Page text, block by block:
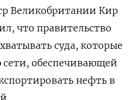
Великобритании Кир
что ⁠правительство
суда, которые
сети, обеспечивающей
нефть в